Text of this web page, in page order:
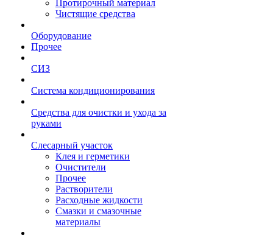
Протирочный материал
Чистящие средства
Оборудование
Прочее
СИЗ
Система кондиционирования
Средства для очистки и ухода за
руками
Слесарный участок
Клея и герметики
Очистители
Прочее
Растворители
Расходные жидкости
Смазки и смазочные
материалы